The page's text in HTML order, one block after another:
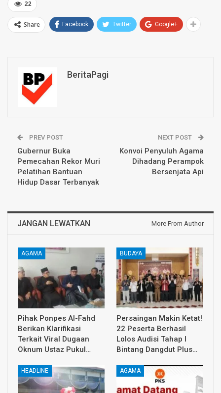
22
Share Facebook Twitter Google+
BeritaPagi
PREV POST
Gubernur Buka
Pemecahan Rekor Muri
Pelatihan Bantuan
Hidup Dasar Terbanyak
NEXT POST
Konvoi Penyuluh Agama
Dihadang Perampok
Bersenjata Api
JANGAN LEWATKAN More From Author
AGAMA
Pihak Ponpes Al-Fahd
Berikan Klarifikasi
Terkait Viral Dugaan
Oknum Ustaz Pukul…
BUDAYA
Persaingan Makin Ketat!
22 Peserta Berhasil
Lolos Audisi Tahap I
Bintang Dangdut Plus…
HEADLINE AGAMA